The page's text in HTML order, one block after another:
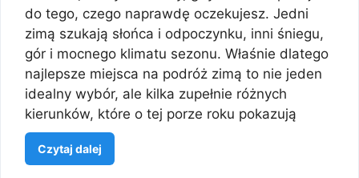
do tego, czego naprawdę oczekujesz. Jedni
zimą szukają słońca i odpoczynku, inni śniegu,
gór i mocnego klimatu sezonu. Właśnie dlatego
najlepsze miejsca na podróż zimą to nie jeden
idealny wybór, ale kilka zupełnie różnych
kierunków, które o tej porze roku pokazują
Czytaj dalej